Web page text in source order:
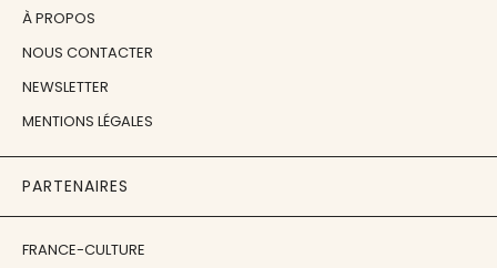
À PROPOS
NOUS CONTACTER
NEWSLETTER
MENTIONS LÉGALES
PARTENAIRES
FRANCE-CULTURE